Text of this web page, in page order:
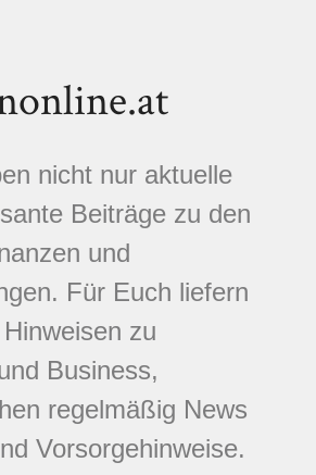
nicht nur aktuelle
Beiträge zu den
und
Für Euch liefern
zu
Business,
regelmäßig News
Vorsorgehinweise.